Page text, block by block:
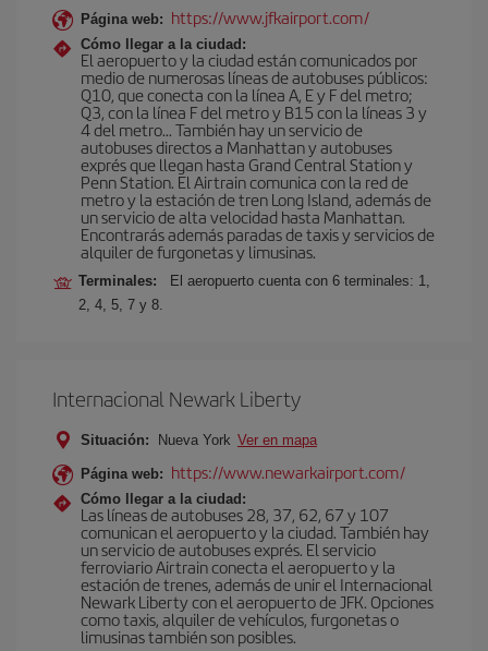
Página web: https://www.jfkairport.com/
Cómo llegar a la ciudad:
El aeropuerto y la ciudad están comunicados por
medio de numerosas líneas de autobuses públicos:
Q10, que conecta con la línea A, E y F del metro;
Q3, con la línea F del metro y B15 con la líneas 3 y
4 del metro… También hay un servicio de
autobuses directos a Manhattan y autobuses
exprés que llegan hasta Grand Central Station y
Penn Station. El Airtrain comunica con la red de
metro y la estación de tren Long Island, además de
un servicio de alta velocidad hasta Manhattan.
Encontrarás además paradas de taxis y servicios de
alquiler de furgonetas y limusinas.
Terminales:
El aeropuerto cuenta con 6 terminales: 1,
2, 4, 5, 7 y 8.
Internacional Newark Liberty
Situación: Nueva York Ver en mapa
Página web: https://www.newarkairport.com/
Cómo llegar a la ciudad:
Las líneas de autobuses 28, 37, 62, 67 y 107
comunican el aeropuerto y la ciudad. También hay
un servicio de autobuses exprés. El servicio
ferroviario Airtrain conecta el aeropuerto y la
estación de trenes, además de unir el Internacional
Newark Liberty con el aeropuerto de JFK. Opciones
como taxis, alquiler de vehículos, furgonetas o
limusinas también son posibles.